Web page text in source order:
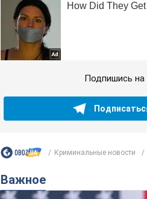
Подпишись на
Криминальные новости
Важное